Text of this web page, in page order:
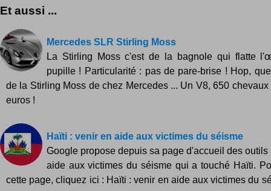
Et aussi ...
Mercedes SLR Stirling Moss
La Stirling Moss c'est de la bagnole qui flatte
pupille ! Particularité : pas de pare-brise ! Hop,
de la Stirling Moss de chez Mercedes ... Un V8, 650 chevaux
euros !
Haïti : venir en aide aux victimes du séisme
Google propose depuis sa page d'accueil des outils
aide aux victimes du séisme qui a touché Haïti.
cette page, cliquez ici : Haïti : venir en aide aux victimes du